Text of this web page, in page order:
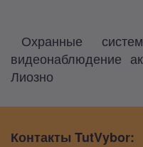
Охранные
видеонаблюдение
Лиозно
Контакты TutVybor: